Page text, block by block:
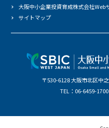
〒530-6128 大阪市北区中
TEL：06-6459-
大阪中小企業投資育成株式会社Web
サイトマップ